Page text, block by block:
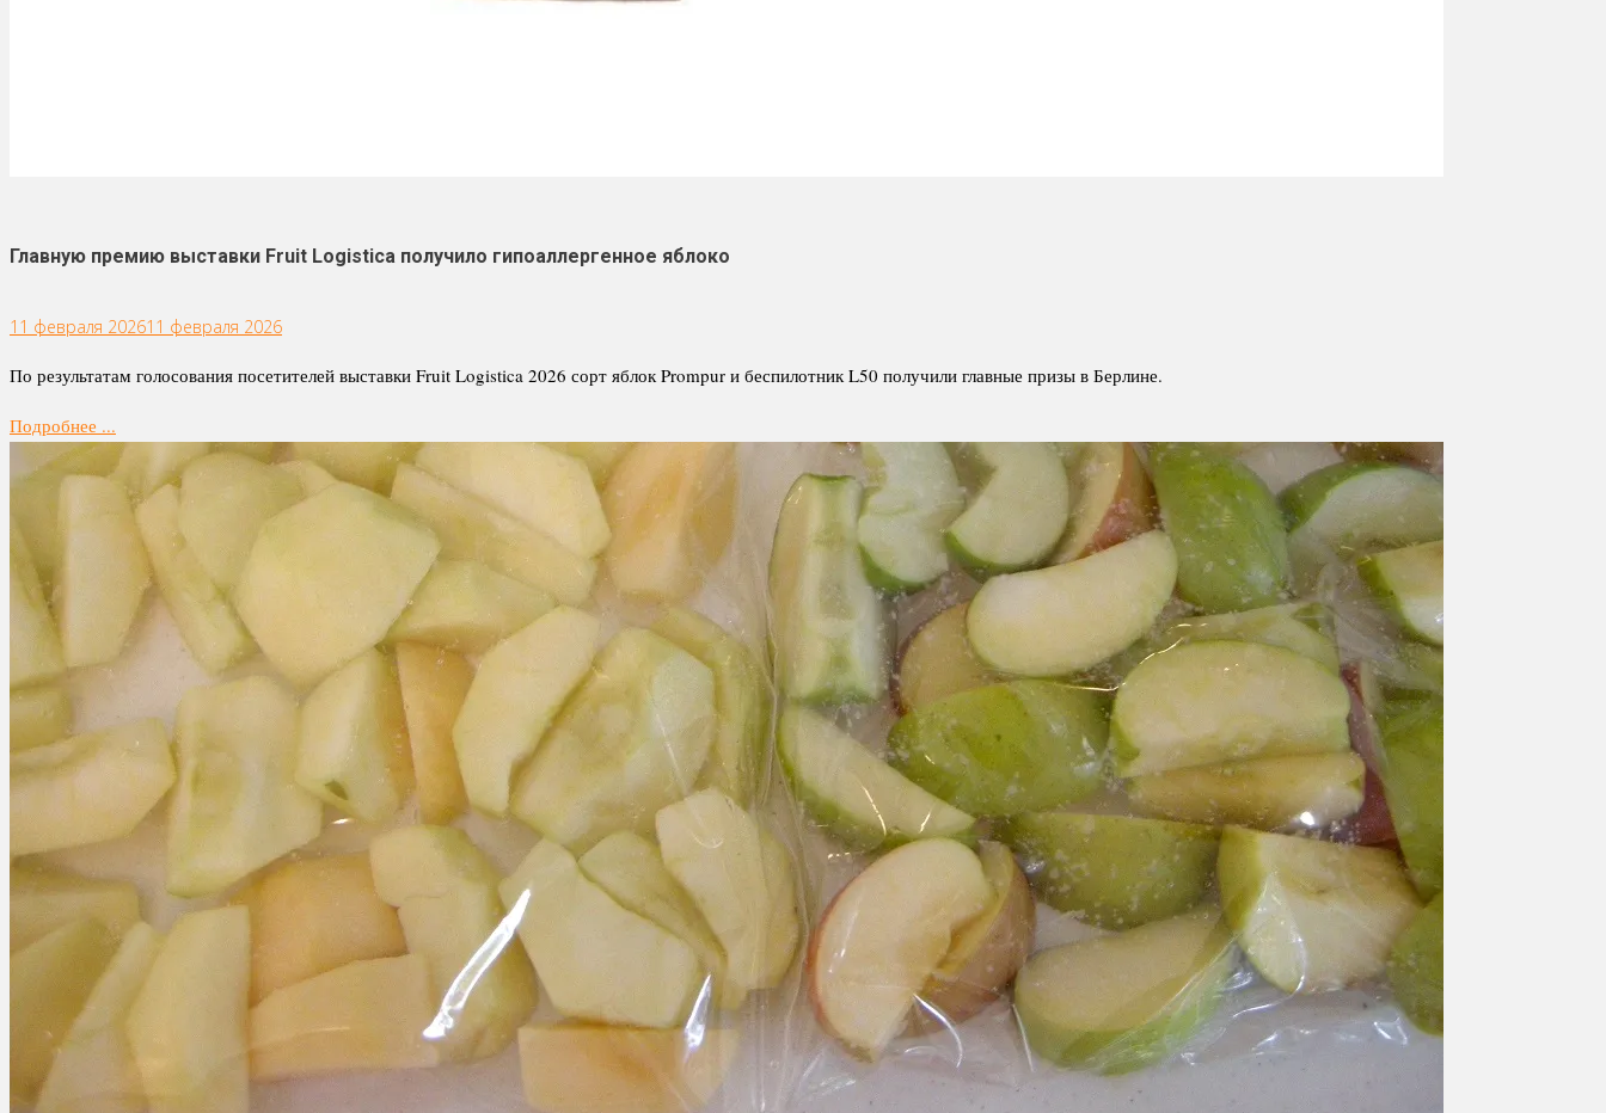
Главную премию выставки Fruit Logistica получило гипоаллергенное яблоко
11 февраля 202611 февраля 2026
По результатам голосования посетителей выставки Fruit Logistica 2026 сорт яблок Prompur и беспилотник L50 получили главные призы в Берлине.
Подробнее ...